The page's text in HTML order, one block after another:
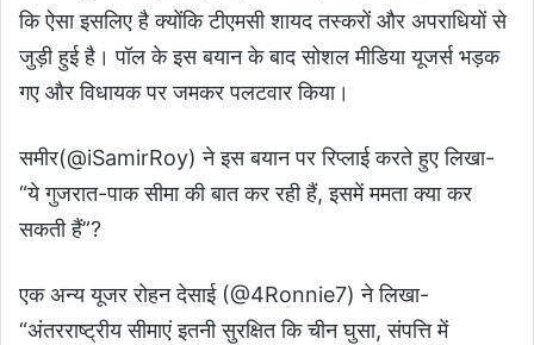
कि ऐसा इसलिए है क्योंकि टीएमसी शायद तस्करों और अपराधियों से
जुड़ी हुई है। पॉल के इस बयान के बाद सोशल मीडिया यूजर्स भड़क
गए और विधायक पर जमकर पलटवार किया।
समीर(@iSamirRoy) ने इस बयान पर रिप्लाई करते हुए लिखा-
“ये गुजरात-पाक सीमा की बात कर रही हैं, इसमें ममता क्या कर
सकती हैं”?
एक अन्य यूजर रोहन देसाई (@4Ronnie7) ने लिखा-
“अंतरराष्ट्रीय सीमाएं इतनी सुरक्षित कि चीन घुसा, संपत्ति में